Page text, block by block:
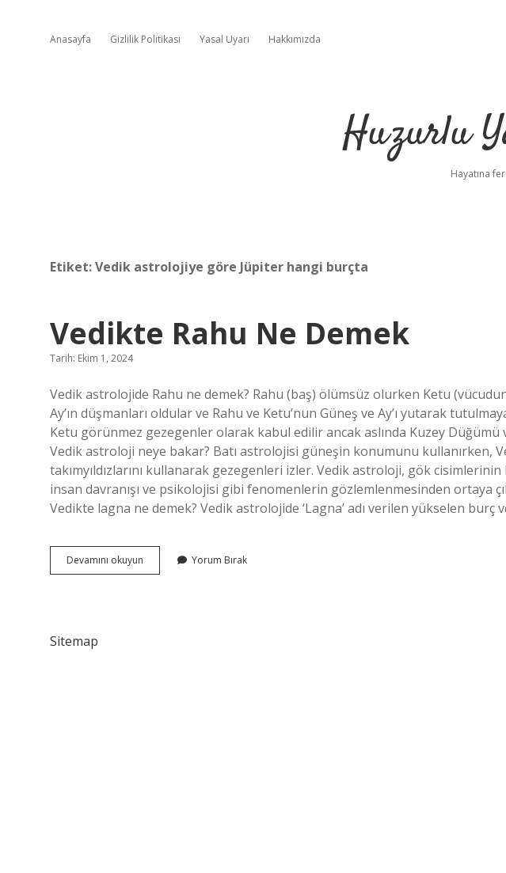
Anasayfa Gizlilik Politikası Yasal Uyarı Hakkımızda
Huzurlu
Hayatına
Etiket:Vedik astrolojiye göre Jüpiter hangi burçta
Vedikte Rahu Ne Demek
Tarih: Ekim 1, 2024
Vedik astrolojide Rahu ne demek? Rahu (baş) ölümsüz olurken Ketu
Ay’ın düşmanları oldular ve Rahu ve Ketu’nun Güneş ve Ay’ı yutarak
Ketu görünmez gezegenler olarak kabul edilir ancak aslında Kuzey Düğümü
Vedik astroloji neye bakar? Batı astrolojisi güneşin konumunu kullanırken,
takımyıldızlarını kullanarak gezegenleri izler. Vedik astroloji, gök
insan davranışı ve psikolojisi gibi fenomenlerin gözlemlenmesinden ortaya
Vedikte lagna ne demek? Vedik astrolojide ‘Lagna’ adı verilen yükselen burç
Devamını okuyun
Rahu
Yorum Bırak
Sitemap